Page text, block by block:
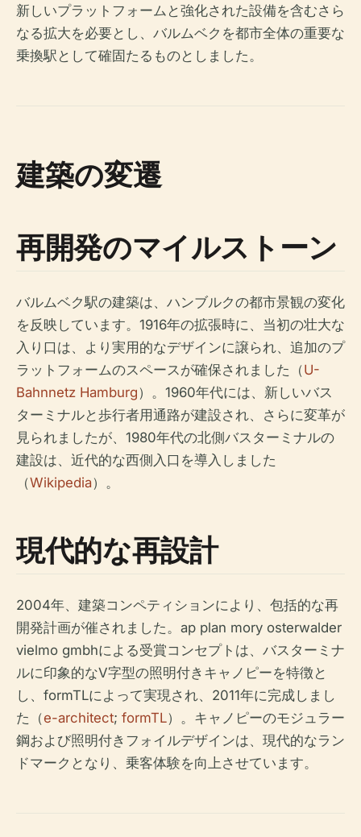
新しいプラットフォームと強化された設備を含むさら
なる拡大を必要とし、バルムベクを都市全体の重要な
乗換駅として確固たるものとしました。
建築の変遷
再開発のマイルストーン
バルムベク駅の建築は、ハンブルクの都市景観の変化
を反映しています。1916年の拡張時に、当初の壮大な
入り口は、より実用的なデザインに譲られ、追加のプ
ラットフォームのスペースが確保されました（U-
Bahnnetz Hamburg）。1960年代には、新しいバス
ターミナルと歩行者用通路が建設され、さらに変革が
見られましたが、1980年代の北側バスターミナルの
建設は、近代的な西側入口を導入しました
（Wikipedia）。
現代的な再設計
2004年、建築コンペティションにより、包括的な再
開発計画が催されました。ap plan mory osterwalder
vielmo gmbhによる受賞コンセプトは、バスターミナ
ルに印象的なV字型の照明付きキャノピーを特徴と
し、formTLによって実現され、2011年に完成しまし
た（e-architect; formTL）。キャノピーのモジュラー
鋼および照明付きフォイルデザインは、現代的なラン
ドマークとなり、乗客体験を向上させています。